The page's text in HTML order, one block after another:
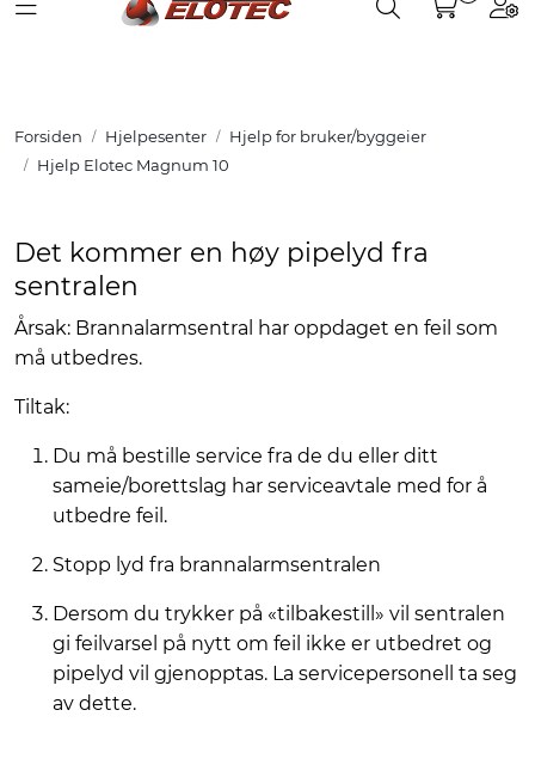
Skip to main content Partnerweb
Toggle navigation Toggle search
Forsiden Hjelpesenter
Hjelp for bruker/byggeier
Hjelp Elotec Magnum 10
Det kommer en høy pipelyd fra
sentralen
Årsak: Brannalarmsentral har oppdaget en feil som
må utbedres.
Tiltak:
Du må bestille service fra de du eller ditt
sameie/borettslag har serviceavtale med for å
utbedre feil.
Stopp lyd fra brannalarmsentralen
Dersom du trykker på «tilbakestill» vil sentralen
gi feilvarsel på nytt om feil ikke er utbedret og
pipelyd vil gjenopptas. La servicepersonell ta seg
av dette.
Løsninger
Kurs
Referanser